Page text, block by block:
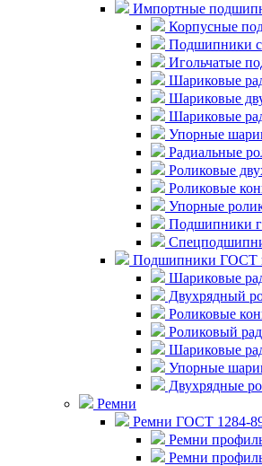
Импортные
Корпусные
Подшипники
Игольчатые
Шариковые
Шариковые
Шариковые
Упорные
Радиальные
Роликовые
Роликовые
Упорные
Подшипники
Подшипники ГОСТ
Шариковые
Двухрядный
Роликовые
Роликовый
Шариковые
Упорные
Двухрядные
Ремни
Ремни ГОСТ 1284-
Ремни
Ремни